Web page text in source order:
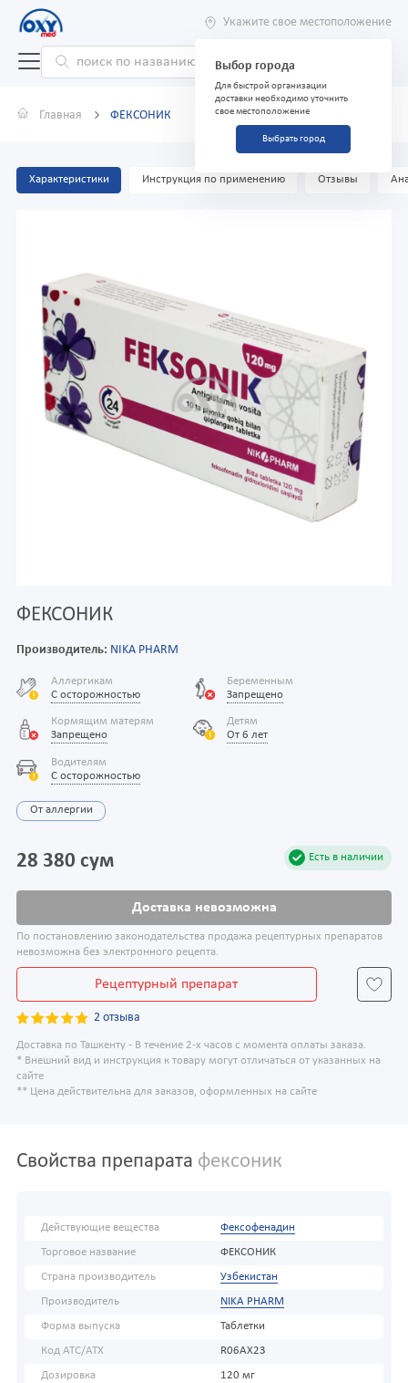
Укажите свое местоположение
Выбор города
Для быстрой организации
доставки необходимо уточнить
свое местоположение
Выбрать город
Главная ФЕКСОНИК
Характеристики Инструкция по применению Отзывы
ФЕКСОНИК
Производитель: NIKA PHARM
Аллергикам
С осторожностью
Беременным
Запрещено
Кормящим матерям
Запрещено
Детям
От 6 лет
Водителям
С осторожностью
От аллергии
Есть в наличии
28 380 сум
Доставка невозможна
По постановлению законодательства продажа рецептурных препаратов
невозможна без электронного рецепта.
Рецептурный препарат
2 отзыва
Доставка по Ташкенту - В течение 2-х часов с момента оплаты заказа.
* Внешний вид и инструкция к товару могут отличаться от указанных на
сайте
** Цена действительна для заказов, оформленных на сайте
Свойства препарата фексоник
Действующие вещества Фексофенадин
Торговое название ФЕКСОНИК
Страна производитель Узбекистан
Производитель NIKA PHARM
Форма выпуска Таблетки
Код АТС/ATX R06AX23
Дозировка 120 мг